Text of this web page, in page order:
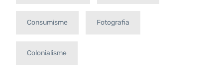
Consumisme Fotografia
Colonialisme